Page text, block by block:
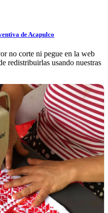
de Acapulco
no corte ni pegue en la web
redistribuirlas usando nuestras